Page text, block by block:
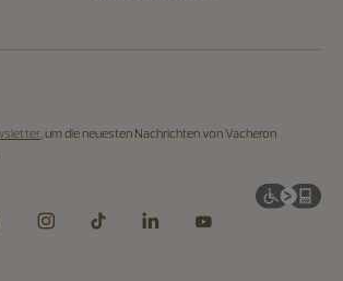
, um die neuesten Nachrichten von Vacheron